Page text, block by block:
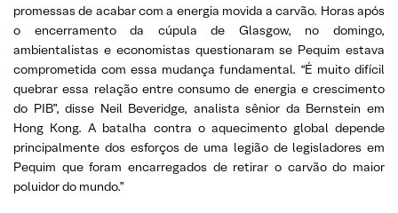
promessas de acabar com a energia movida a carvão. Horas após
o encerramento da cúpula de Glasgow, no domingo,
ambientalistas e economistas questionaram se Pequim estava
comprometida com essa mudança fundamental. “É muito difícil
quebrar essa relação entre consumo de energia e crescimento
do PIB”, disse Neil Beveridge, analista sênior da Bernstein em
Hong Kong. A batalha contra o aquecimento global depende
principalmente dos esforços de uma legião de legisladores em
Pequim que foram encarregados de retirar o carvão do maior
poluidor do mundo.”